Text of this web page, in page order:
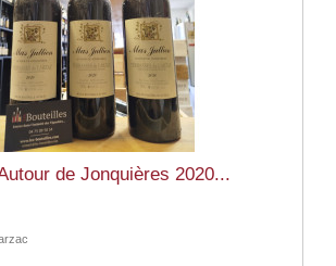
de Jonquières 2020...